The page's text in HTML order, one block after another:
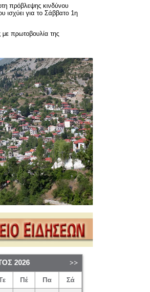
πρόβλεψης κινδύνου
ισχύει για το Σάββατο 1η
με πρωτοβουλία της
2026
Πέ Πα Σά